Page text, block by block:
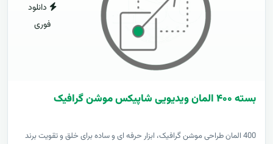
دانلود
فوری
بسته ۴۰۰ المان ویدیویی شاپیکس موشن گرافیک
400 المان طراحی موشن گرافیک، ابزار حرفه ای و ساده برای خلق و تقویت برند